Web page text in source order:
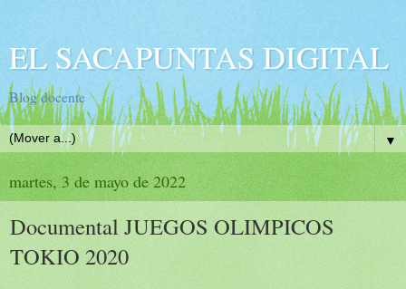
EL SACAPUNTAS DIGITAL
Blog docente
▼
martes, 3 de mayo de 2022
Documental JUEGOS OLIMPICOS
TOKIO 2020